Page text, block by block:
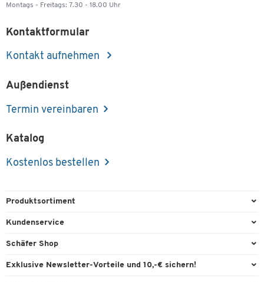
Montags - Freitags: 7.30 - 18.00 Uhr
Kontaktformular
Kontakt aufnehmen
Außendienst
Termin vereinbaren
Katalog
Kostenlos bestellen
Produktsortiment
Büroausstattung
Kundenservice
Direktbestellung
Schäfer Shop
Services & Leistungen
Exklusive Newsletter-Vorteile und 10,-€ sichern!